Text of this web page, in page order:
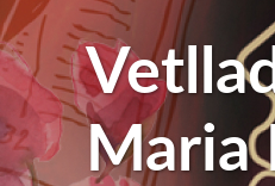
Maria